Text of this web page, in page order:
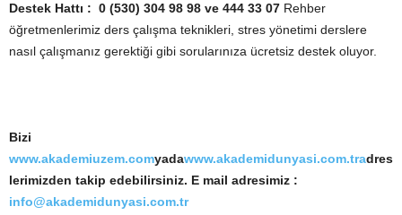
Destek Hattı : 0 (530) 304 98 98 ve 444 33 07 Rehber
öğretmenlerimiz ders çalışma teknikleri, stres yönetimi derslere
nasıl çalışmanız gerektiği gibi sorularınıza ücretsiz destek oluyor.
Bizi
www.akademiuzem.comyadawww.akademidunyasi.com.tradres
lerimizden takip edebilirsiniz. E mail adresimiz :
info@akademidunyasi.com.tr